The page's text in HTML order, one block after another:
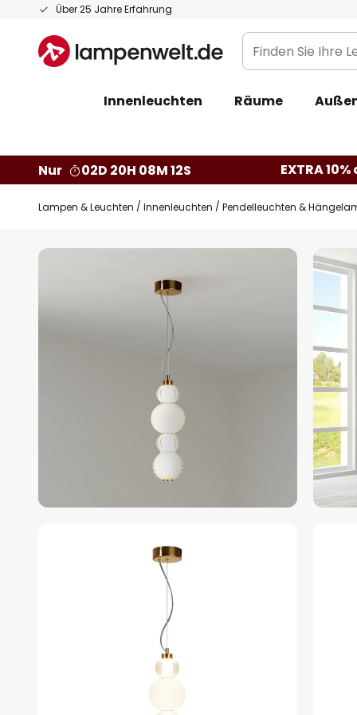
Über 25 Jahre Erfahrung
Zum
springen
Finden
Sie
Leuchte...
Innenleuchten Räume
Nur
02D 20H 08M 12S EXTRA
Lampen & Leuchten Innenleuchten Pendelleuchten &
Zum